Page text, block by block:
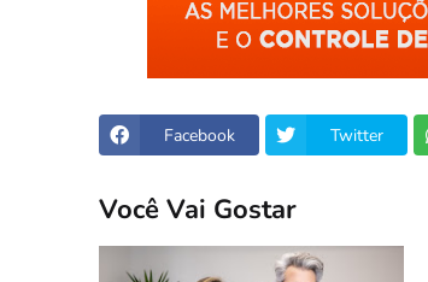
Facebook Twitter
Você Vai Gostar